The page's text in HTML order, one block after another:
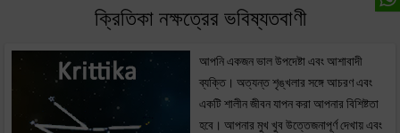
ক্রিতিকা নক্ষত্রের ভবিষ্যতবাণী
আপনি একজন ভাল উপদেষ্টা এবং আশাবাদী
ব্যক্তি। অত্যন্ত শৃঙ্খলার সঙ্গে আচরণ এবং
একটি শালীন জীবন যাপন করা আপনার বিশিষ্টতা
হবে। আপনার মুখ খুব উত্তেজনাপূর্ণ দেখায় এবং